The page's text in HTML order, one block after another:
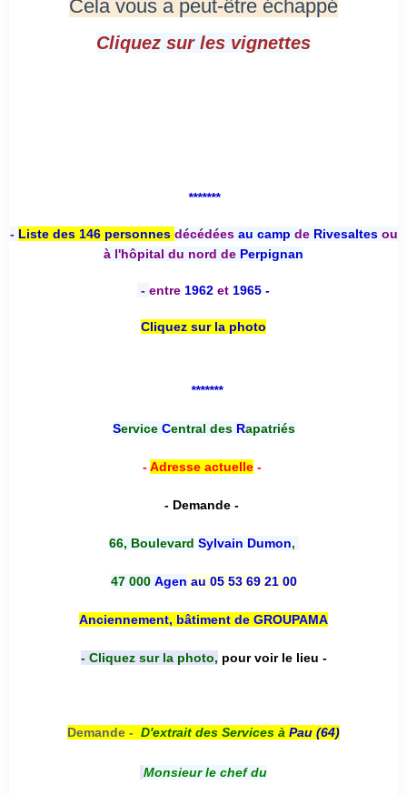
Cela vous a peut-être échappé
Cliquez sur les vignettes
*******
- Liste des 146 personnes décédées au camp deRivesaltesou
à l'hôpital du nord de Perpignan
- entre 1962 et 1965 -
Cliquez sur la photo
*******
Service Central desRapatriés
-Adresse actuelle-
- Demande -
66, Boulevard Sylvain Dumon,
47 000 Agen au 05 53 69 21 00
Anciennement, bâtiment de GROUPAMA
- Cliquez sur la photo, pour voir le lieu -
Demande - D'extrait des Services à Pau (64)
Monsieur le chef du